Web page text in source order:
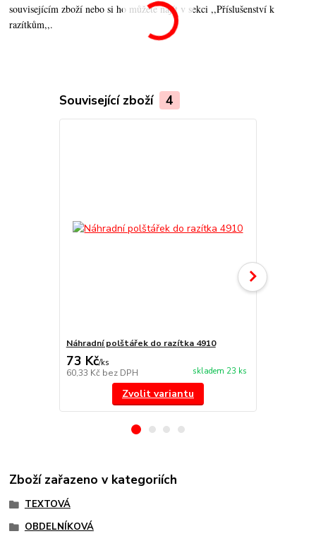
souvisejícím zboží nebo si ho můžete najít v sekci ,,Příslušenství k
razítkům,,.
Související zboží 4
Náhradní polštářek do razítka 4910
73 Kč/ks
60,33 Kč bez DPH skladem 23 ks
Zvolit variantu
Zboží zařazeno v kategoriích
TEXTOVÁ
OBDELNÍKOVÁ